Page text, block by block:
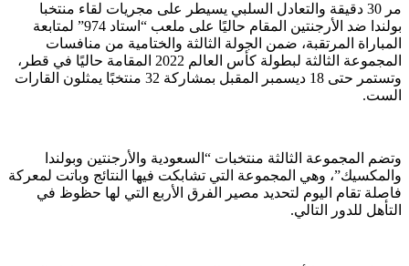
مر 30 دقيقة والتعادل السلبي يسيطر على مجريات لقاء منتخبا
بولندا ضد الأرجنتين المقام حاليًا على ملعب “استاد 974” لمتابعة
المباراة المرتقبة، ضمن الجولة الثالثة والختامية من منافسات
المجموعة الثالثة لبطولة كأس العالم 2022 المقامة حاليًا في قطر،
وتستمر حتى 18 ديسمبر المقبل بمشاركة 32 منتخبًا يمثلون القارات
الست.
وتضم المجموعة الثالثة منتخبات “السعودية والأرجنتين وبولندا
والمكسيك”، وهي المجموعة التي تشابكت فيها النتائج وباتت لمعركة
فاصلة تقام اليوم لتحديد مصير الفرق الأربع التي لها حظوظ في
التأهل للدور التالي.